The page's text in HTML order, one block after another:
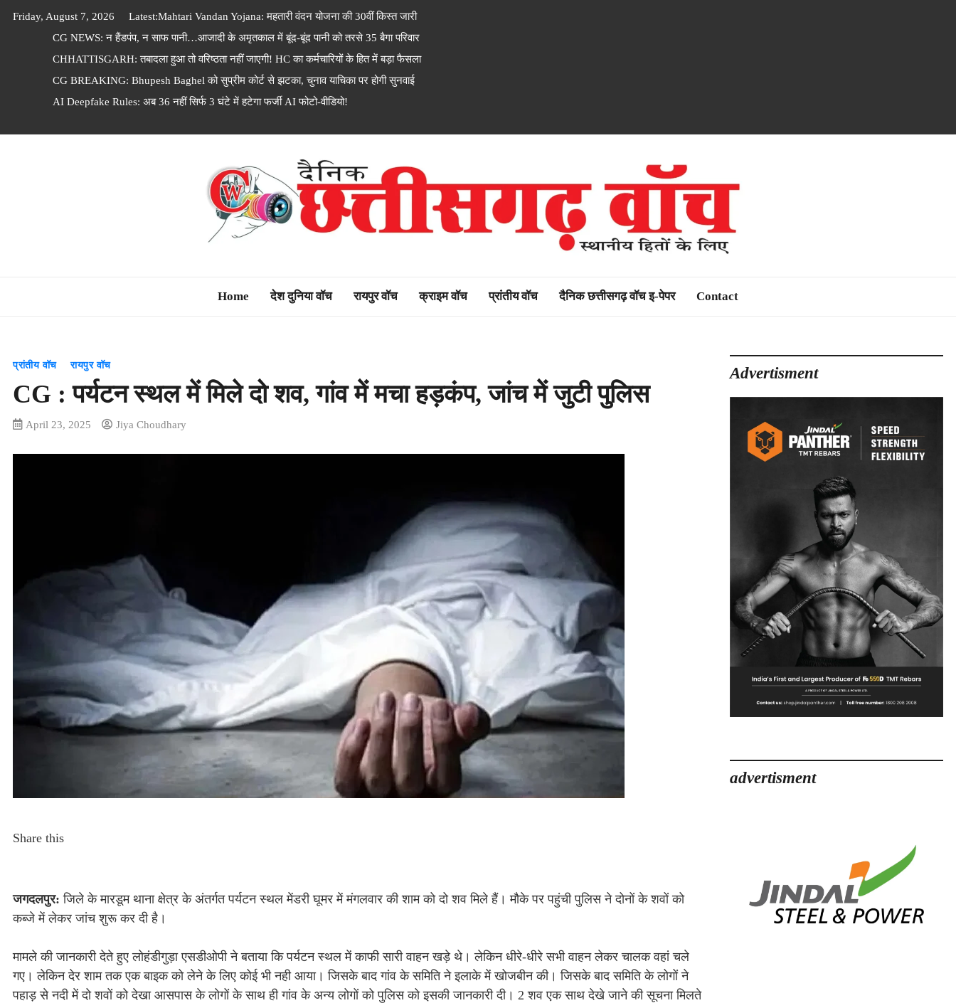
Friday, August 7, 2026 Latest:Mahtari Vandan Yojana: महतारी वंदन योजना की 30वीं किस्त जारी
CG NEWS: न हैंडपंप, न साफ पानी…आजादी के अमृतकाल में बूंद-बूंद पानी को तरसे 35 बैगा परिवार
CHHATTISGARH: तबादला हुआ तो वरिष्ठता नहीं जाएगी! HC का कर्मचारियों के हित में बड़ा फैसला
CG BREAKING: Bhupesh Baghel को सुप्रीम कोर्ट से झटका, चुनाव याचिका पर होगी सुनवाई
AI Deepfake Rules: अब 36 नहीं सिर्फ 3 घंटे में हटेगा फर्जी AI फोटो-वीडियो!
Dainik Chhattisgarh watch
Home देश दुनिया वॉच रायपुर वॉच क्राइम वॉच प्रांतीय वॉच दैनिक छत्तीसगढ़ वॉच इ-पेपर Contact
प्रांतीय वॉच रायपुर वॉच
CG : पर्यटन स्थल में मिले दो शव, गांव में मचा हड़कंप, जांच में जुटी पुलिस
April 23, 2025 Jiya Choudhary
Share this
जगदलपुर: जिले के मारडूम थाना क्षेत्र के अंतर्गत पर्यटन स्थल मेंडरी घूमर में मंगलवार की शाम को दो शव मिले हैं। मौके पर पहुंची पुलिस ने दोनों के शवों को
कब्जे में लेकर जांच शुरू कर दी है।
मामले की जानकारी देते हुए लोहंडीगुड़ा एसडीओपी ने बताया कि पर्यटन स्थल में काफी सारी वाहन खड़े थे। लेकिन धीरे-धीरे सभी वाहन लेकर चालक वहां चले
गए। लेकिन देर शाम तक एक बाइक को लेने के लिए कोई भी नही आया। जिसके बाद गांव के समिति ने इलाके में खोजबीन की। जिसके बाद समिति के लोगों ने
पहाड़ से नदी में दो शवों को देखा आसपास के लोगों के साथ ही गांव के अन्य लोगों को पुलिस को इसकी जानकारी दी। 2 शव एक साथ देखे जाने की सूचना मिलते
Advertisment
advertisment